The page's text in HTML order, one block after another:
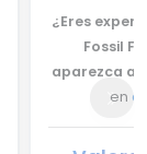
¿Eres
Fossil
aparezca
en